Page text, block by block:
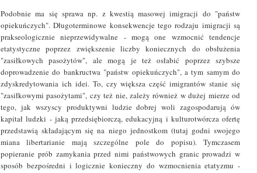
Podobnie ma się sprawa np. z kwestią masowej imigracji do "państw
opiekuńczych". Długoterminowe konsekwencje tego rodzaju imigracji są
prakseologicznie nieprzewidywalne - mogą one wzmocnić tendencje
etatystyczne poprzez zwiększenie liczby koniecznych do obsłużenia
"zasiłkowych pasożytów", ale mogą je też osłabić poprzez szybsze
doprowadzenie do bankructwa "państw opiekuńczych", a tym samym do
zdyskredytowania ich idei. To, czy większa część imigrantów stanie się
"zasiłkowymi pasożytami", czy też nie, zależy również w dużej mierze od
tego, jak wszyscy produktywni ludzie dobrej woli zagospodarują ów
kapitał ludzki - jaką przedsiębiorczą, edukacyjną i kulturotwórcza ofertę
przedstawią składającym się na niego jednostkom (tutaj godni swojego
miana libertarianie mają szczególne pole do popisu). Tymczasem
popieranie prób zamykania przed nimi państwowych granic prowadzi w
sposób bezpośredni i logicznie konieczny do wzmocnienia etatyzmu -